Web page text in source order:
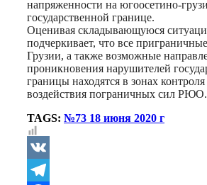
напряженности на югоосетино-
государственной границе.
Оценивая складывающуюся
подчеркивает, что все
Грузии, а также возможные
проникновения нарушителей
границы находятся в зонах
воздействия пограничных сил РЮО.
TAGS: №73 18 июня 2020 г
VK